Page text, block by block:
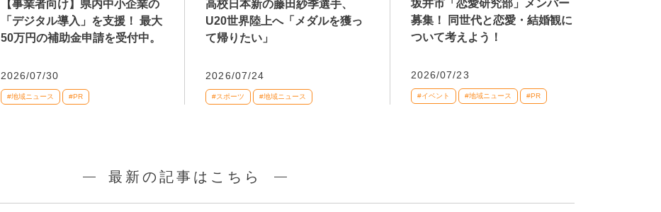
【事業者向け】県内中小企業の
「デジタル導入」を支援！ 最大
50万円の補助金申請を受付中。
2026/07/30
#地域ニュース #PR
高校日本新の藤田紗季選手、
U20世界陸上へ「メダルを獲っ
て帰りたい」
2026/07/24
#スポーツ #地域ニュース
坂井市「恋愛研究部」メンバー
募集！ 同世代と恋愛・結婚観に
ついて考えよう！
2026/07/23
#イベント #地域ニュース #PR
最新の記事はこちら